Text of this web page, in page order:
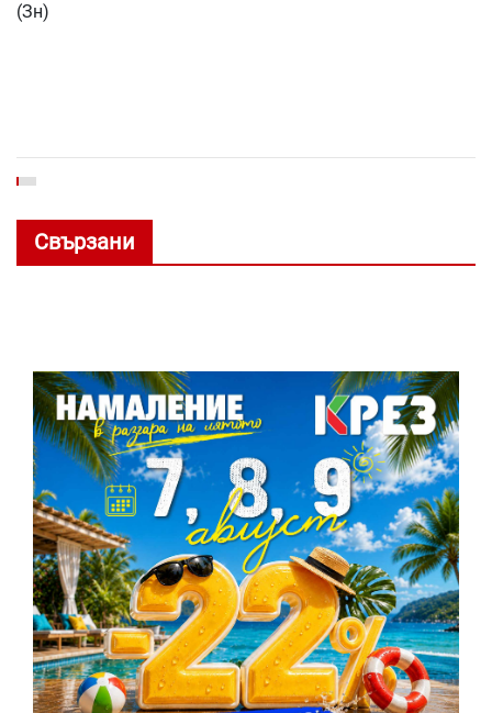
(Зн)
Свързани